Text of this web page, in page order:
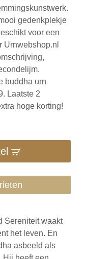
gedenkplekje
voor een
Urnwebshop.nl
buddha urn
Laatste 2
hoge korting!
Sereniteit waakt
het leven. En
asbeeld als